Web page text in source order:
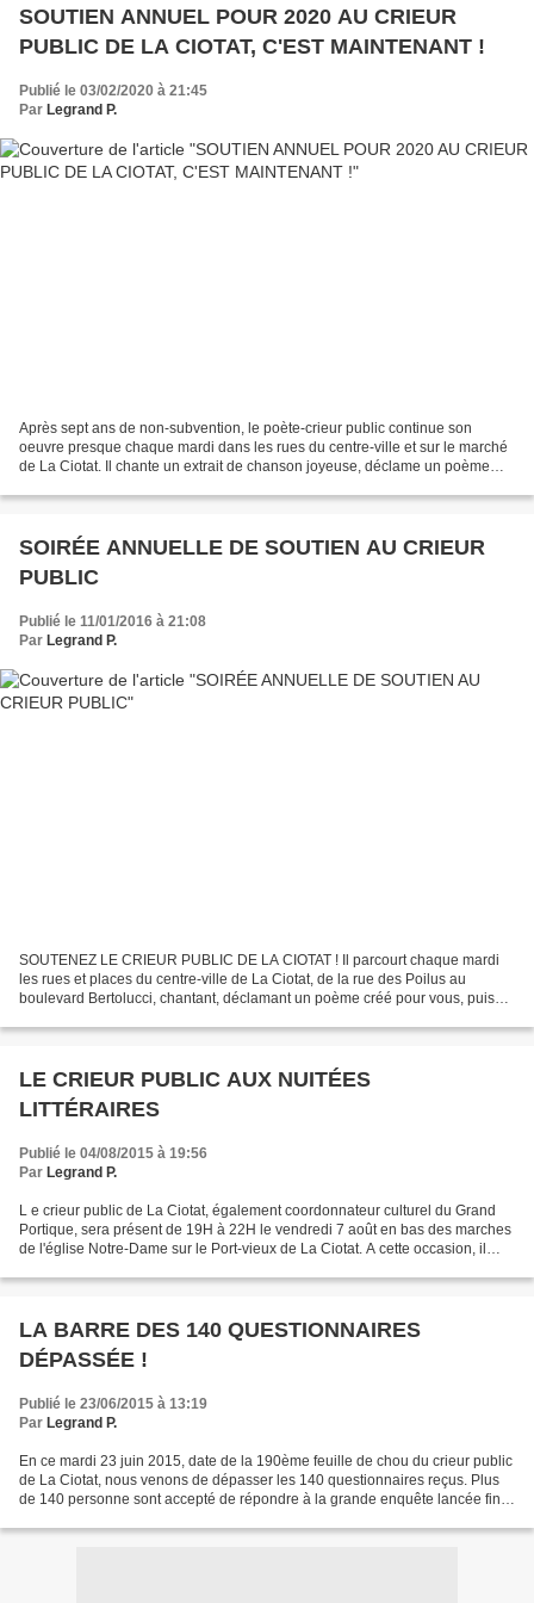
SOUTIEN ANNUEL POUR 2020 AU CRIEUR
PUBLIC DE LA CIOTAT, C'EST MAINTENANT !
Publié le 03/02/2020 à 21:45
Par Legrand P.
Après sept ans de non-subvention, le poète-crieur public continue son
oeuvre presque chaque mardi dans les rues du centre-ville et sur le marché
de La Ciotat. Il chante un extrait de chanson joyeuse, déclame un poème
SOIRÉE ANNUELLE DE SOUTIEN AU CRIEUR
PUBLIC
Publié le 11/01/2016 à 21:08
Par Legrand P.
SOUTENEZ LE CRIEUR PUBLIC DE LA CIOTAT ! Il parcourt chaque mardi
les rues et places du centre-ville de La Ciotat, de la rue des Poilus au
boulevard Bertolucci, chantant, déclamant un poème créé pour vous, puis
LE CRIEUR PUBLIC AUX NUITÉES
LITTÉRAIRES
Publié le 04/08/2015 à 19:56
Par Legrand P.
L e crieur public de La Ciotat, également coordonnateur culturel du Grand
Portique, sera présent de 19H à 22H le vendredi 7 août en bas des marches
de l'église Notre-Dame sur le Port-vieux de La Ciotat. A cette occasion, il
LA BARRE DES 140 QUESTIONNAIRES
DÉPASSÉE !
Publié le 23/06/2015 à 13:19
Par Legrand P.
En ce mardi 23 juin 2015, date de la 190ème feuille de chou du crieur public
de La Ciotat, nous venons de dépasser les 140 questionnaires reçus. Plus
de 140 personne sont accepté de répondre à la grande enquête lancée fin